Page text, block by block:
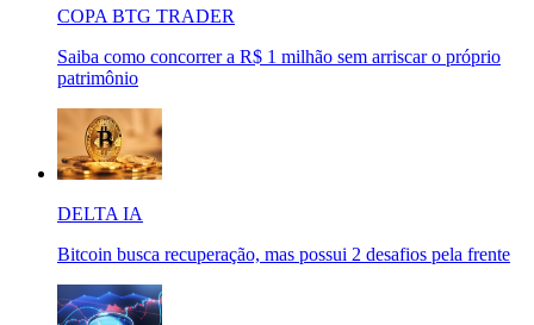
COPA BTG TRADER
Saiba como concorrer a R$ 1 milhão sem arriscar o próprio
patrimônio
DELTA IA
Bitcoin busca recuperação, mas possui 2 desafios pela frente